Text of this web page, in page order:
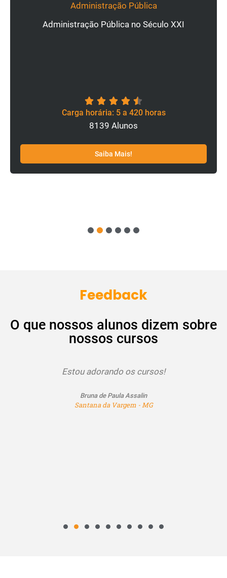
Administração Pública
Administração Pública no Século XXI
Carga horária: 5 a 420 horas
8139 Alunos
Saiba Mais!
4 5 6
Feedback
O que nossos alunos dizem sobre
nossos cursos
Estou adorando os cursos!
Bruna de Paula Assalin
Santana da Vargem - MG